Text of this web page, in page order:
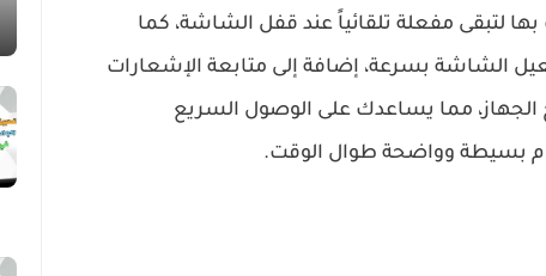
لتبقى مفعلة تلقائياً عند قفل الشاشة، كما
الشاشة بسرعة، إضافة إلى متابعة الإشعارات
مما يساعدك على الوصول السريع
بسيطة وواضحة طوال الوقت.